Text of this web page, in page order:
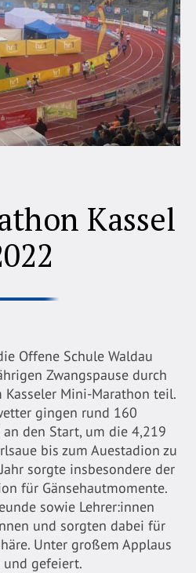
Kassel
Offene Schule Waldau
Zwangspause durch
Kasseler Mini-Marathon teil.
gingen rund 160
an den Start, um die 4,219
bis zum Auestadion zu
sorgte insbesondere der
für Gänsehautmomente.
sowie Lehrer:innen
und sorgten dabei für
Unter großem Applaus
gefeiert.